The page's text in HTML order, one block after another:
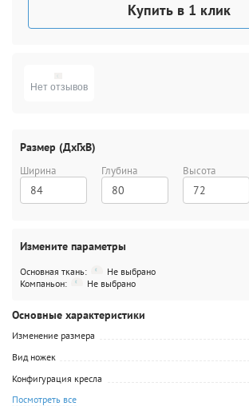
Купить в 1 клик
Размер (ДхГхВ)
Ширина
84
Глубина
80
Высота
72
Измените параметры
Основная ткань:
Не выбрано
Компаньон:
Не выбрано
Основные характеристики
Изменение размера
Вид ножек
Конфигурация кресла
Посмотреть все
Нет отзывов